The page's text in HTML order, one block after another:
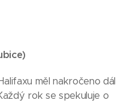
měl nakročeno dál
rok se spekuluje o